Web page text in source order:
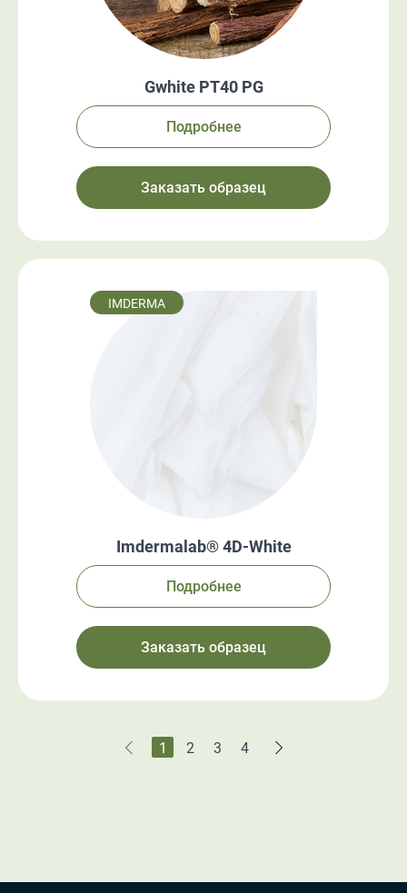
Gwhite PT40 PG
Подробнее
Заказать образец
IMDERMA
Imdermalab® 4D-White
Подробнее
Заказать образец
1 2 3 4